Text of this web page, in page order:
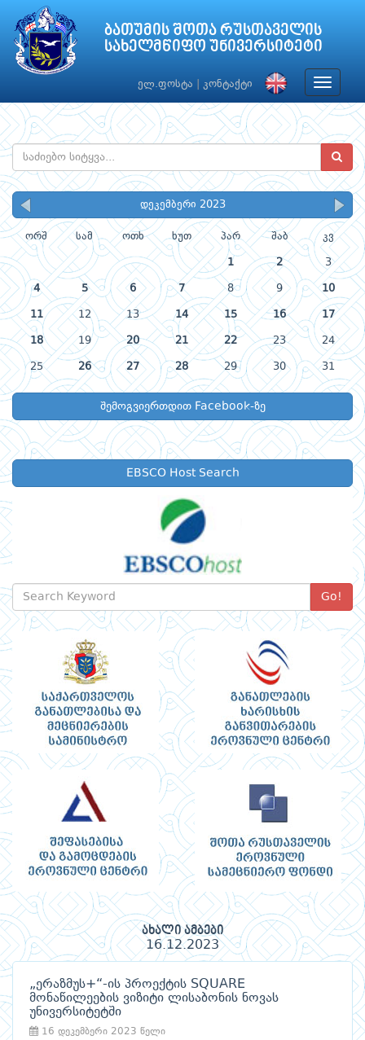
ბათუმის შოთა რუსთაველის
სახელმწიფო უნივერსიტეტი
ელ.ფოსტა კონტაქტი
Toggle
დეკემბერი 2023
ორშ სამ ოთხ ხუთ პარ შაბ კვ
1 2 3
4 5 6 7 8 9 10
11 12 13 14 15 16 17
18 19 20 21 22 23 24
25 26 27 28 29 30 31
შემოგვიერთდით Facebook-ზე
EBSCO Host Search
Go!
ახალი ამბები
16.12.2023
„ერაზმუს+“-ის პროექტის SQUARE
მონაწილეების ვიზიტი ლისაბონის ნოვას
უნივერსიტეტში
16 დეკემბერი 2023 წელი